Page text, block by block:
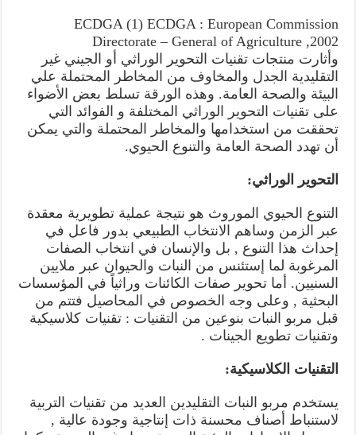
ECDGA (1) ECDGA : European Commission
Directorate – General of Agriculture ,2002
وأثارت منتجات تقنيات التحوير الوراثي أو الجيني غير
التقليدية الجدل والمخاوف من المخاطر المحتملة علي
البيئة والصحة العامة. وهذه الورقة تسلط بعض الأضواء
على تقنيات التحوير الوراثي المختلفة و الفوائد التي
تحققت من استخدامها والمخاطر المحتملة والتي يمكن
أن تهدد الصحة العامة والتنوع الحيوي.
التحوير الوراثي:
التنوع الحيوي الموروث هو نتيجة عملية تطويرية معقدة
عبر الزمن وساهم الانتخاب الطبيعي بدور فاعل في
إحداث هذا التنوع , بل والإنسان في انتخاب الصفات
المرغوبة لما إستئنس من النبات والحيوان عبر ملايين
السنيين. أما تحوير صفات الكائنات وراثياً في المؤسسات
البحثية , وعلى وجه الخصوص في المحاصيل فتتم من
قبل مربو النبات بنوعين من التقنيات : تقنيات كلاسيكية
وتقنيات تطويع الجينات .
التقنيات الكلاسيكية:
يستخدم مربو النبات التقليدين العديد من تقنيات التربية
لاستنباط أصناف محسنة ذات إنتاجية وجودة عالية ,